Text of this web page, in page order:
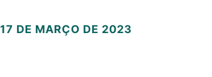
17 DE MARÇO DE 2023